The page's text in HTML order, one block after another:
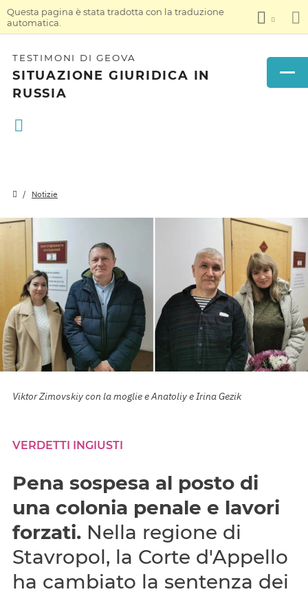
Questa pagina è stata tradotta con la traduzione
automatica.
TESTIMONI DI GEOVA
SITUAZIONE GIURIDICA IN
RUSSIA
Notizie
Viktor Zimovskiy con la moglie e Anatoliy e Irina Gezik
VERDETTI INGIUSTI
Pena sospesa al posto di
una colonia penale e lavori
forzati. Nella regione di
Stavropol, la Corte d'Appello
ha cambiato la sentenza dei